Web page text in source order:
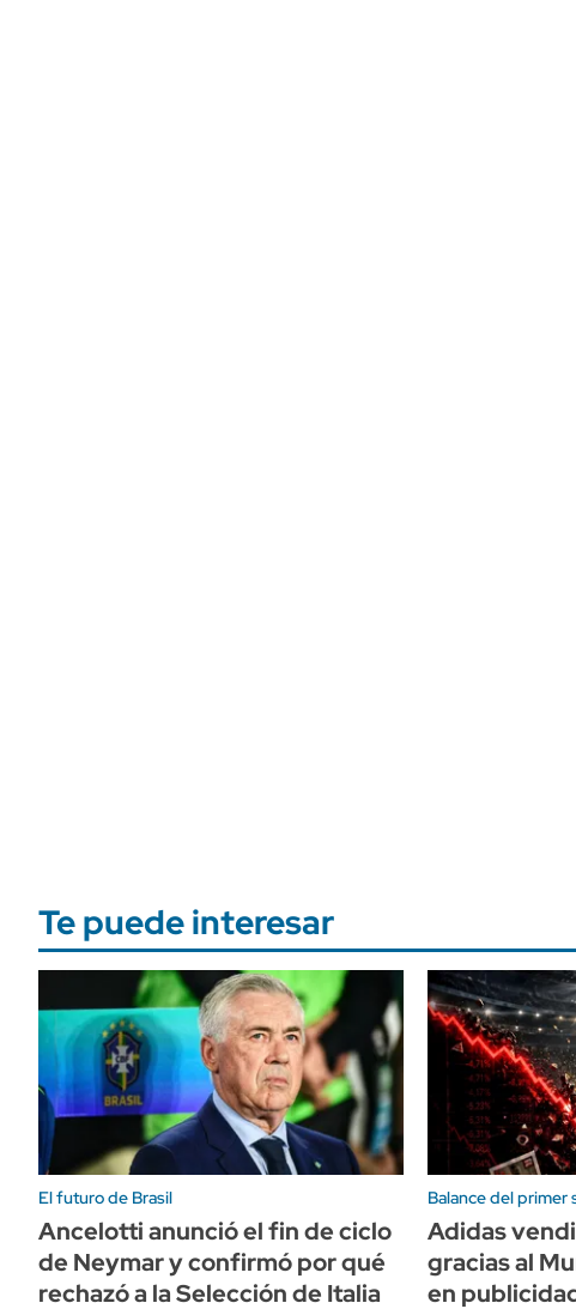
Te puede interesar
El futuro de Brasil
Ancelotti anunció el fin de ciclo
de Neymar y confirmó por qué
rechazó a la Selección de Italia
Balance del primer
Adidas
gracias al
en